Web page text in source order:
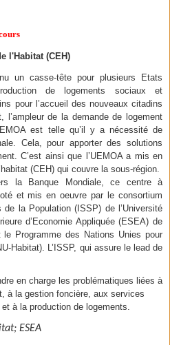
l'Habitat (CEH)
un casse-tête pour plusieurs Etats
de logements sociaux et
pour l’accueil des nouveaux citadins
l’ampleur de la demande de logement
est telle qu’il y a nécessité de
Cela, pour apporter des solutions
C’est ainsi que l’UEMOA a mis en
(CEH) qui couvre la sous-région.
la Banque Mondiale, ce centre à
et mis en oeuvre par le consortium
la Population (ISSP) de l’Université
d’Economie Appliquée (ESEA) de
le Programme des Nations Unies pour
Habitat). L’ISSP, qui assure le lead de
en charge les problématiques liées à
à la gestion foncière, aux services
à la production de logements.
ESEA